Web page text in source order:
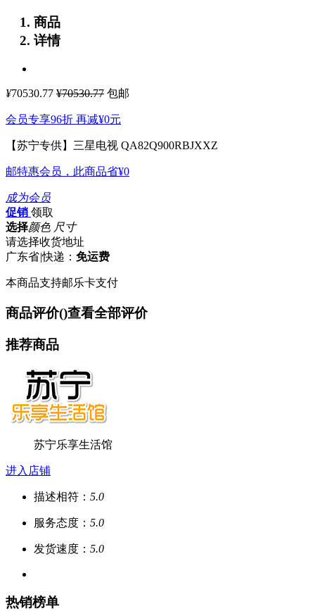
商品
详情
¥70530.77 ¥70530.77 包邮
会员专享96折 再减¥0元
【苏宁专供】三星电视 QA82Q900RBJXXZ
邮特惠会员，此商品省¥0
成为会员
促销 领取
选择颜色 尺寸
请选择收货地址
广东省|快递： 免运费
本商品支持邮乐卡支付
商品评价()查看全部评价
推荐商品
苏宁乐享生活馆
进入店铺
描述相符： 5.0
服务态度： 5.0
发货速度： 5.0
热销榜单